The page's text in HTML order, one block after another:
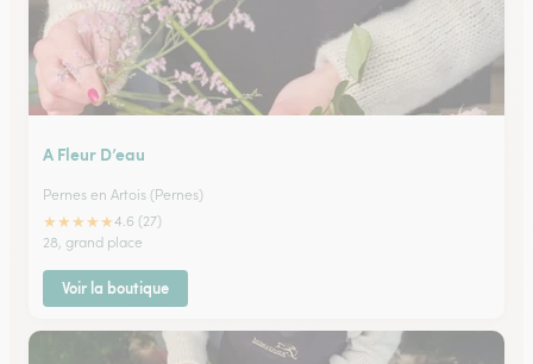
A Fleur D’eau
Pernes en Artois (Pernes)
★★★★★4.6 (27)
28, grand place
Voir la boutique